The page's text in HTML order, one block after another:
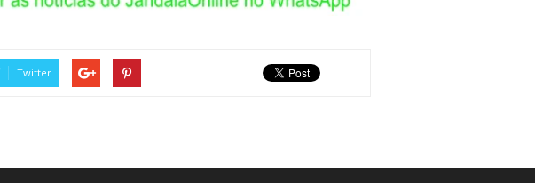
Twitter